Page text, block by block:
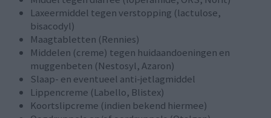
Laxeermiddel tegen verstopping (lactulose,
bisacodyl)
Maagtabletten (Rennies)
Middelen (creme) tegen huidaandoeningen en
muggenbeten (Nestosyl, Azaron)
Slaap- en eventueel anti-jetlagmiddel
Lippencreme (Labello, Blistex)
Koortslipcreme (indien bekend hiermee)